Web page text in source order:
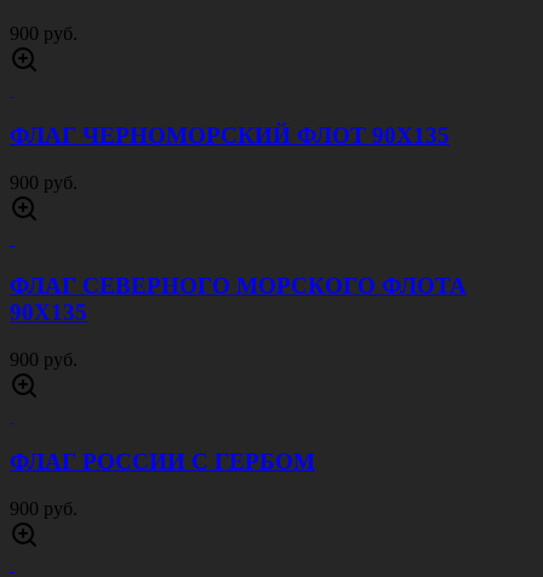
900 руб.
ФЛАГ ЧЕРНОМОРСКИЙ ФЛОТ 90Х135
900 руб.
ФЛАГ СЕВЕРНОГО МОРСКОГО ФЛОТА
90Х135
900 руб.
ФЛАГ РОССИИ С ГЕРБОМ
900 руб.